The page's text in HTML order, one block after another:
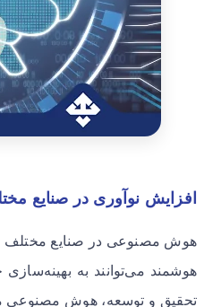
افزایش نوآوری در صنایع
هوش مصنوعی در صنایع مختلف
هوشمند می‌توانند به
تحقیق و توسعه، هوش مصنوعی